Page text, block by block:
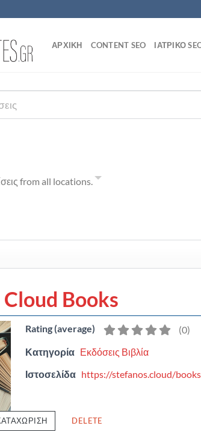
ΑΡΧΙΚΗ CONTENT SEO ΙΑΤΡΙΚΌ
from all locations.
Books
Rating (average) (0)
Κατηγορία Εκδόσεις Βιβλία
Ιστοσελίδα https://stefanos.cloud/books
DELETE